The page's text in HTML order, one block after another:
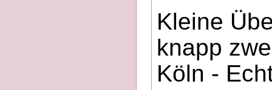
Kleine
knapp
Köln -